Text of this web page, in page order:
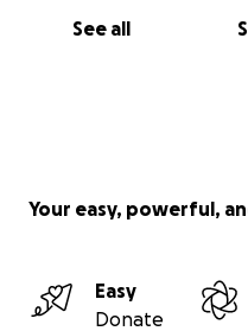
See all
Your easy, powerful,
Easy
Donate